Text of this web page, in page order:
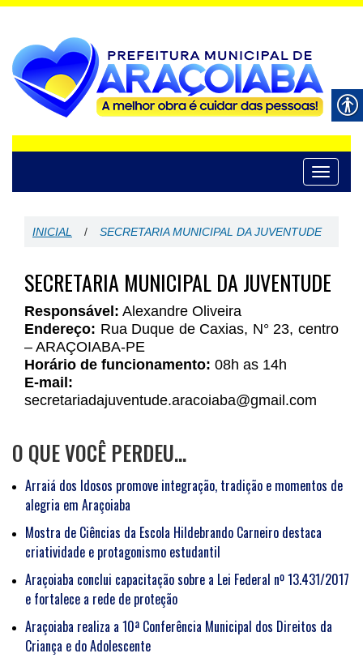
Toggle
INICIAL / SECRETARIA MUNICIPAL DA JUVENTUDE
SECRETARIA MUNICIPAL DA JUVENTUDE
Responsável: Alexandre Oliveira
Endereço: Rua Duque de Caxias, N° 23, centro
– ARAÇOIABA-PE
Horário de funcionamento: 08h as 14h
E-mail:
secretariadajuventude.aracoiaba@gmail.com
O QUE VOCÊ PERDEU…
Arraiá dos Idosos promove integração, tradição e momentos de
alegria em Araçoiaba
Mostra de Ciências da Escola Hildebrando Carneiro destaca
criatividade e protagonismo estudantil
Araçoiaba conclui capacitação sobre a Lei Federal nº 13.431/2017
e fortalece a rede de proteção
Araçoiaba realiza a 10ª Conferência Municipal dos Direitos da
Criança e do Adolescente